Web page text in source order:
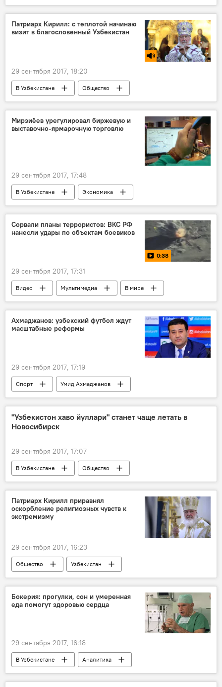
GM Uzbekistan
Патриарх Кирилл: с теплотой начинаю
визит в благословенный Узбекистан
29 сентября 2017, 18:20
В Узбекистане
Общество
События Ташкента
Радио
Ташкент
Патриарх Кирилл
РПЦ
Визит патриарха Московского и всея Руси Кирилла в Узбекистан
Мирзиёев урегулировал биржевую и
выставочно-ярмарочную торговлю
29 сентября 2017, 17:48
В Узбекистане
Экономика
Узбекистан
Шавкат Мирзиёев
Сорвали планы террористов: ВКС РФ
нанесли удары по объектам боевиков
0:38
29 сентября 2017, 17:31
Видео Мультимедиа
В мире
Участие РФ в антитеррористической операции в Сирии
Россия
Сирия ИГ ИГИЛ
Ахмаджанов: узбекский футбол ждут
масштабные реформы
29 сентября 2017, 17:19
Спорт
Умид Ахмаджанов
Федерации футбола Узбекистана
Чемпионат мира по футболу 2018
"Узбекистон хаво йуллари" станет чаще летать в
Новосибирск
29 сентября 2017, 17:07
В Узбекистане
Общество
Новосибирск
Ташкент самолет
Патриарх Кирилл приравнял
оскорбление религиозных чувств к
экстремизму
29 сентября 2017, 16:23
Общество
Узбекистан
Патриарх Кирилл
религиозный экстремизм
Визит патриарха Московского и всея Руси Кирилла в Узбекистан
Бокерия: прогулки, сон и умеренная
еда помогут здоровью сердца
29 сентября 2017, 16:18
В Узбекистане
Аналитика
Лео Бокерия